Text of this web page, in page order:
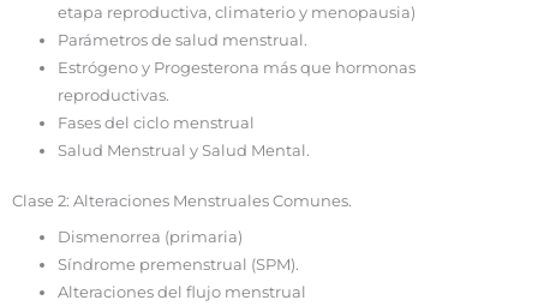
etapa reproductiva, climaterio y menopausia)
Parámetros de salud menstrual.
Estrógeno y Progesterona más que hormonas
reproductivas.
Fases del ciclo menstrual
Salud Menstrual y Salud Mental.
Clase 2: Alteraciones Menstruales Comunes.
Dismenorrea (primaria)
Síndrome premenstrual (SPM).
Alteraciones del flujo menstrual